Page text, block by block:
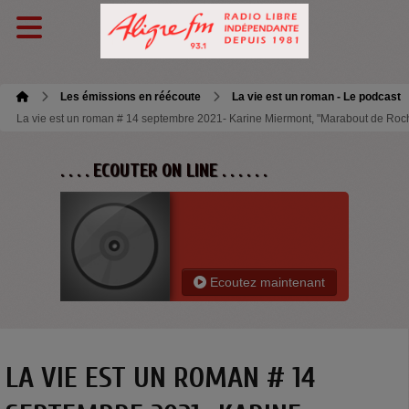
Les émissions en réécoute
La vie est un roman - Le podcast
La vie est un roman # 14 septembre 2021- Karine Miermont, "Marabout de
. . . . ECOUTER ON LINE . . . . . .
Ecoutez maintenant
LA VIE EST UN ROMAN # 14